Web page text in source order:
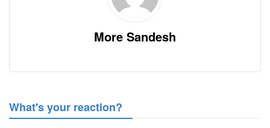
More Sandesh
What's your reaction?